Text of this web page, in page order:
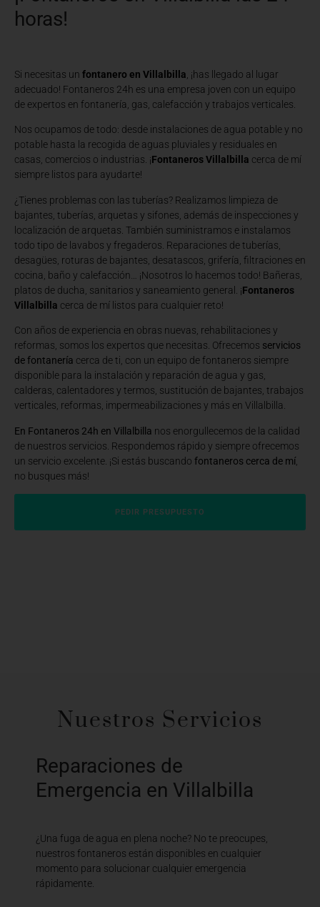
horas!
Si necesitas un fontanero en Villalbilla , ¡has llegado al lugar
adecuado! Fontaneros 24h es una empresa joven con un equipo
de expertos en fontanería, gas, calefacción y trabajos verticales.
Nos ocupamos de todo: desde instalaciones de agua potable y no
potable hasta la recogida de aguas pluviales y residuales en
casas, comercios o industrias. ¡Fontaneros Villalbilla cerca de mí
siempre listos para ayudarte!
¿Tienes problemas con las tuberías? Realizamos limpieza de
bajantes, tuberías, arquetas y sifones, además de inspecciones y
localización de arquetas. También suministramos e instalamos
todo tipo de lavabos y fregaderos. Reparaciones de tuberías,
desagües, roturas de bajantes, desatascos, grifería, filtraciones en
cocina, baño y calefacción… ¡Nosotros lo hacemos todo! Bañeras,
platos de ducha, sanitarios y saneamiento general. ¡Fontaneros
Villalbilla cerca de mí listos para cualquier reto!
Con años de experiencia en obras nuevas, rehabilitaciones y
reformas, somos los expertos que necesitas. Ofrecemos servicios
de fontanería cerca de ti, con un equipo de fontaneros siempre
disponible para la instalación y reparación de agua y gas,
calderas, calentadores y termos, sustitución de bajantes, trabajos
verticales, reformas, impermeabilizaciones y más en Villalbilla.
En Fontaneros 24h en Villalbilla nos enorgullecemos de la calidad
de nuestros servicios. Respondemos rápido y siempre ofrecemos
un servicio excelente. ¡Si estás buscando fontaneros cerca de mí
no busques más!
PEDIR PRESUPUESTO
Nuestros Servicios
Reparaciones de
Emergencia en Villalbilla
¿Una fuga de agua en plena noche? No te preocupes,
nuestros fontaneros están disponibles en cualquier
momento para solucionar cualquier emergencia
rápidamente.